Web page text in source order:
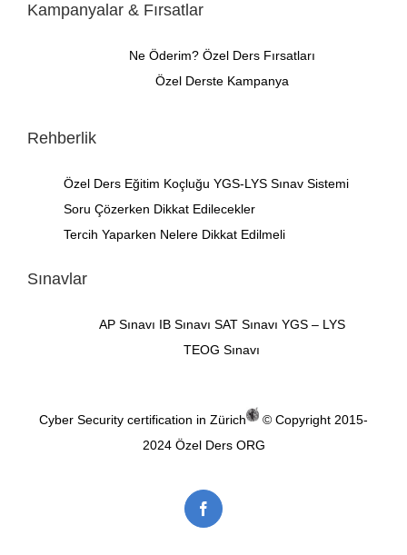
Kampanyalar & Fırsatlar
Ne Öderim? Özel Ders Fırsatları
Özel Derste Kampanya
Rehberlik
Özel Ders Eğitim Koçluğu YGS-LYS Sınav Sistemi
Soru Çözerken Dikkat Edilecekler
Tercih Yaparken Nelere Dikkat Edilmeli
Sınavlar
AP Sınavı IB Sınavı SAT Sınavı YGS – LYS
TEOG Sınavı
Cyber Security certification in Zürich
© Copyright 2015-
2024 Özel Ders ORG
Facebook